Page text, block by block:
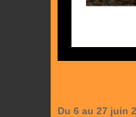
Du 6 au 27 juin